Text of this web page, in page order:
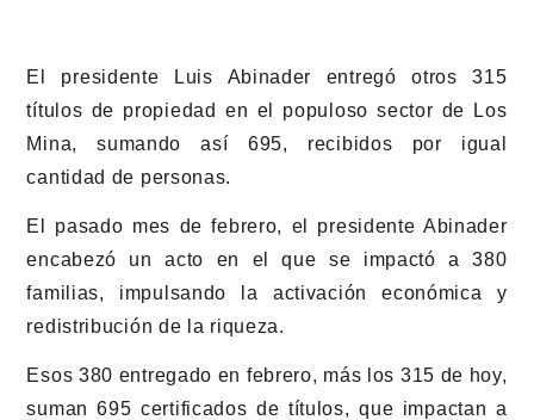
El presidente Luis Abinader entregó otros 315
títulos de propiedad en el populoso sector de Los
Mina, sumando así 695, recibidos por igual
cantidad de personas.
El pasado mes de febrero, el presidente Abinader
encabezó un acto en el que se impactó a 380
familias, impulsando la activación económica y
redistribución de la riqueza.
Esos 380 entregado en febrero, más los 315 de hoy,
suman 695 certificados de títulos, que impactan a